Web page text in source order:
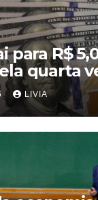
para R$
quarta
LIVIA